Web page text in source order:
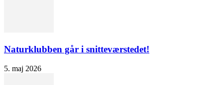
Naturklubben går i snitteværstedet!
5. maj 2026